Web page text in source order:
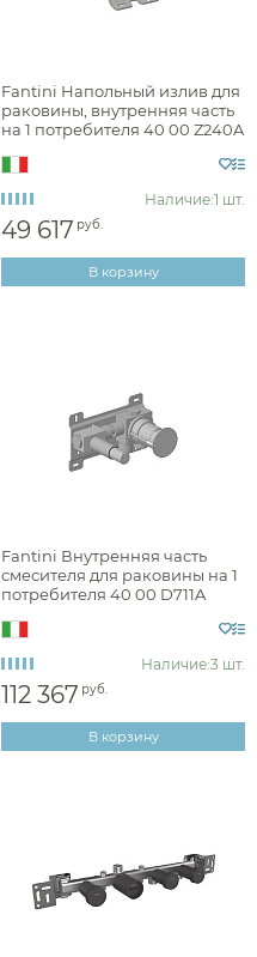
Fantini Напольный излив для
раковины, внутренняя часть
на 1 потребителя 40 00 Z240A
Наличие:1 шт.
49 617 руб.
В корзину
Fantini Внутренняя часть
смесителя для раковины на 1
потребителя 40 00 D711A
Наличие:3 шт.
112 367 руб.
В корзину